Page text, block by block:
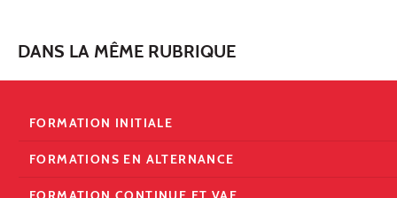
DANS LA MÊME RUBRIQUE
FORMATION INITIALE
FORMATIONS EN ALTERNANCE